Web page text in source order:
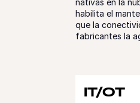
nativas en la
habilita el
que la
fabricantes la
IT/OT